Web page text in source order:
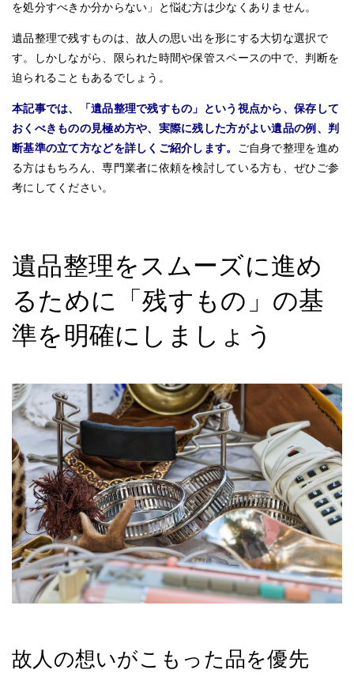
を処分すべきか分からない」と悩む方は少なくありません。
遺品整理で残すものは、故人の思い出を形にする大切な選択で
す。しかしながら、限られた時間や保管スペースの中で、判断を
迫られることもあるでしょう。
本記事では、「遺品整理で残すもの」という視点から、保存して
おくべきものの見極め方や、実際に残した方がよい遺品の例、判
断基準の立て方などを詳しくご紹介します。 ご自身で整理を進め
る方はもちろん、専門業者に依頼を検討している方も、ぜひご参
考にしてください。
遺品整理をスムーズに進め
るために「残すもの」の基
準を明確にしましょう
故人の想いがこもった品を優先